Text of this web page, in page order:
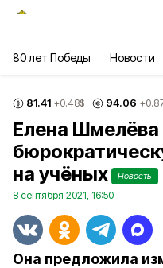
80 лет Победы Новости
81.41 +0.48$ 94.06
Елена Шмелёва
на учёных
Новость
8 сентября 2021, 16:50
Она предложила